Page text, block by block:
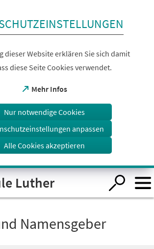
dieser Website erklären Sie sich damit
diese Seite Cookies verwendet.
Mehr Infos
(Öffnet
einem
Tab)
Nur notwendige Cookies
anpassen
Alle Cookies akzeptieren
Luther
Namensgeber